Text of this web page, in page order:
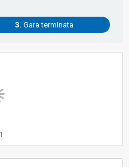
Gara terminata
1